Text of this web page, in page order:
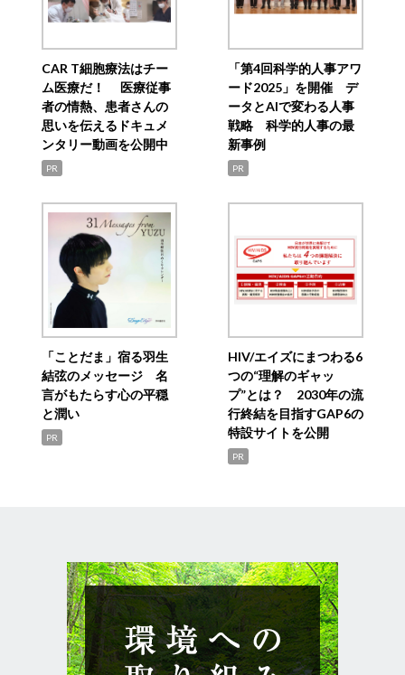
CAR T細胞療法はチー
ム医療だ！ 医療従事
者の情熱、患者さんの
思いを伝えるドキュメ
ンタリー動画を公開中
PR
「第4回科学的人事アワ
ード2025」を開催 デ
ータとAIで変わる人事
戦略 科学的人事の最
新事例
PR
「ことだま」宿る羽生
結弦のメッセージ 名
言がもたらす心の平穏
と潤い
PR
HIV/エイズにまつわる6
つの“理解のギャッ
プ”とは？ 2030年の流
行終結を目指すGAP6の
特設サイトを公開
PR